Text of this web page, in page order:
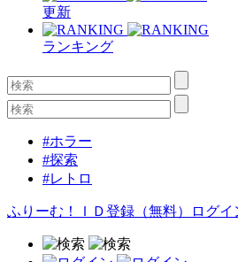
更新
ランキング
#ホラー
#探索
#レトロ
ふりーむ！ＩＤ登録（無料） ログイ